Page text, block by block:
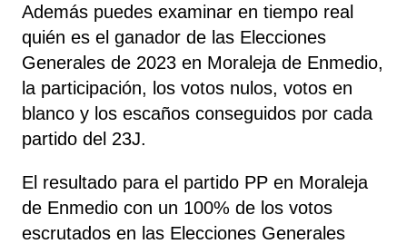
Además puedes examinar en tiempo real
quién es el ganador de las Elecciones
Generales de 2023 en Moraleja de Enmedio,
la participación, los votos nulos, votos en
blanco y los escaños conseguidos por cada
partido del 23J.
El resultado para el partido PP en Moraleja
de Enmedio con un 100% de los votos
escrutados en las Elecciones Generales